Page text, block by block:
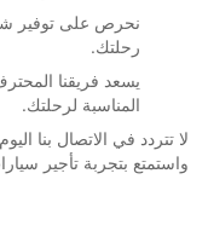
نحرص على توفير
رحلتك.
يسعد فريقنا
المناسبة لرحلتك.
واستمتع بتجربة تأجير